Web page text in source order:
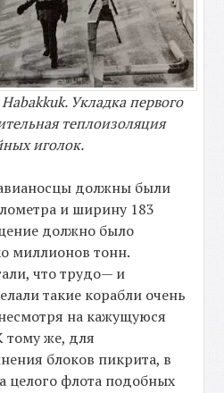
Укладка первого
теплоизоляция
иголок.
должны были
и ширину 183
должно было
миллионов тонн.
что трудо— и
такие корабли очень
на кажущуюся
тому же, для
блоков пикрита, в
целого флота подобных